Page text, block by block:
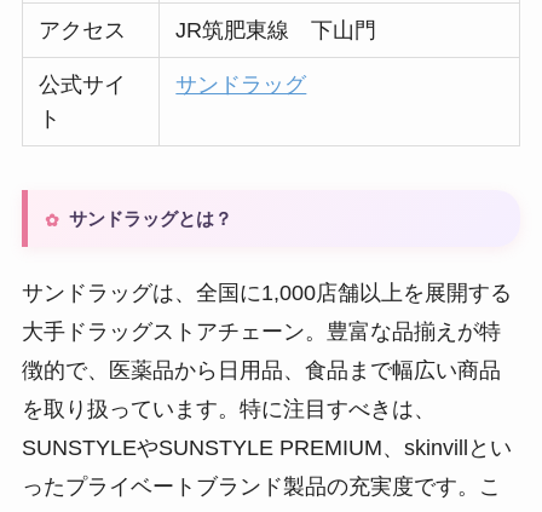
アクセス JR筑肥東線 下山門
公式サイ
ト
サンドラッグ
サンドラッグとは？
サンドラッグは、全国に1,000店舗以上を展開する
大手ドラッグストアチェーン。豊富な品揃えが特
徴的で、医薬品から日用品、食品まで幅広い商品
を取り扱っています。特に注目すべきは、
SUNSTYLEやSUNSTYLE PREMIUM、skinvillとい
ったプライベートブランド製品の充実度です。こ